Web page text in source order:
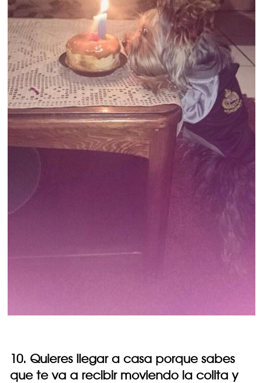
10. Quieres llegar a casa porque sabes
que te va a recibir moviendo la colita y